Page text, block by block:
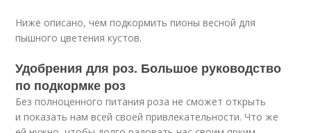
Ниже описано, чем подкормить пионы весной для
пышного цветения кустов.
Удобрения для роз. Большое руководство
по подкормке роз
Без полноценного питания роза не сможет открыть
и показать нам всей своей привлекательности. Что же